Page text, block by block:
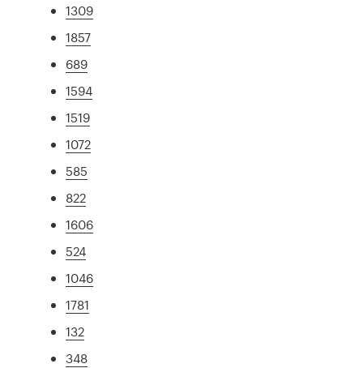
1309
1857
689
1594
1519
1072
585
822
1606
524
1046
1781
132
348